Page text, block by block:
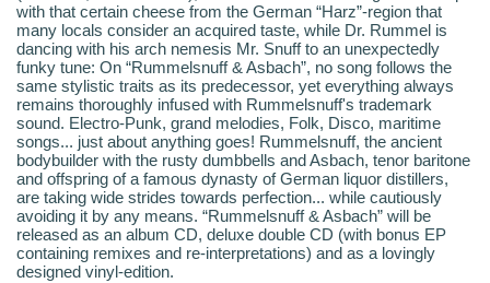
with that certain cheese from the German “Harz”-region that
many locals consider an acquired taste, while Dr. Rummel is
dancing with his arch nemesis Mr. Snuff to an unexpectedly
funky tune: On “Rummelsnuff & Asbach”, no song follows the
same stylistic traits as its predecessor, yet everything always
remains thoroughly infused with Rummelsnuff's trademark
sound. Electro-Punk, grand melodies, Folk, Disco, maritime
songs... just about anything goes! Rummelsnuff, the ancient
bodybuilder with the rusty dumbbells and Asbach, tenor baritone
and offspring of a famous dynasty of German liquor distillers,
are taking wide strides towards perfection... while cautiously
avoiding it by any means. “Rummelsnuff & Asbach” will be
released as an album CD, deluxe double CD (with bonus EP
containing remixes and re-interpretations) and as a lovingly
designed vinyl-edition.